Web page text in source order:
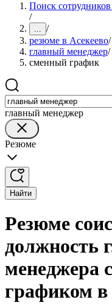
Поиск
/
... /
резюме в Асекеево/
главный менеджер/
сменный график
главный менеджер
Резюме
Найти
Резюме
должность
менеджера
графиком в